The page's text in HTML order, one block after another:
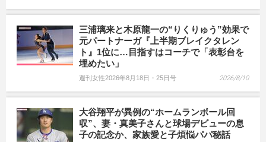
三浦璃来と木原龍一の“りくりゅう”効果で
元パートナーガ『上半期ブレイクタレン
ト』1位に…目指すはコーチで「表彰台を
埋めたい」
週刊女性2026年8月18日・25日号 2026/8/10
大谷翔平が異例の“ホームランボール回
収”、妻・真美子さんと球場デビューの息
子の記念か、家族愛と子煩悩パパ秘話